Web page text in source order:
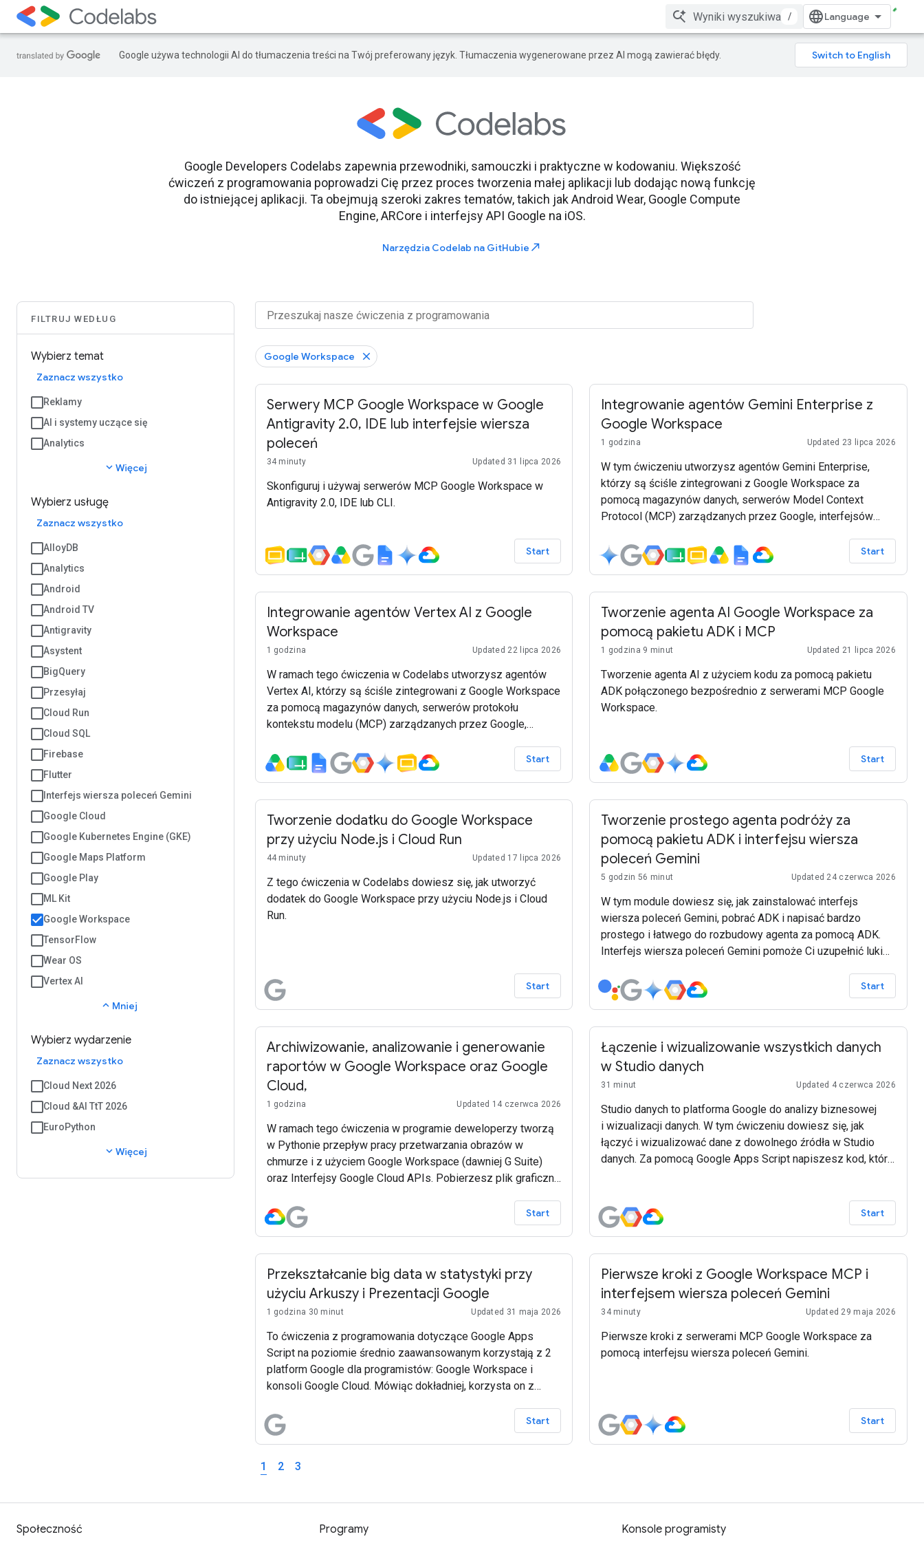
/
Google używa technologii AI do tłumaczenia treści na Twój preferowany język. Tłumaczenia wygenerowane przez AI mogą zawierać błędy.
Google Developers Codelabs zapewnia przewodniki, samouczki i praktyczne w kodowaniu. Większość
ćwiczeń z programowania poprowadzi Cię przez proces tworzenia małej aplikacji lub dodając nową funkcję
do istniejącej aplikacji. Ta obejmują szeroki zakres tematów, takich jak Android Wear, Google Compute
Engine, ARCore i interfejsy API Google na iOS.
Narzędzia Codelab na GitHubie north_east
FILTRUJ WEDŁUG
Wybierz temat
Zaznacz wszystko
Reklamy
AI i systemy uczące się
Analytics
expand_moreWięcej
Wybierz usługę
Zaznacz wszystko
AlloyDB
Analytics
Android
Android TV
Antigravity
Asystent
BigQuery
Przesyłaj
Cloud Run
Cloud SQL
Firebase
Flutter
Interfejs wiersza poleceń Gemini
Google Cloud
Google Kubernetes Engine (GKE)
Google Maps Platform
Google Play
ML Kit
Google Workspace
TensorFlow
Wear OS
Vertex AI
expand_less Mniej
Wybierz wydarzenie
Zaznacz wszystko
Cloud Next 2026
Cloud &AI TtT 2026
EuroPython
expand_moreWięcej
Google Workspace
Serwery MCP Google Workspace w Google
Antigravity 2.0, IDE lub interfejsie wiersza
poleceń
34 minuty Updated 31 lipca 2026
Skonfiguruj i używaj serwerów MCP Google Workspace w
Antigravity 2.0, IDE lub CLI.
Start
Integrowanie agentów Gemini Enterprise z
Google Workspace
1 godzina Updated 23 lipca 2026
W tym ćwiczeniu utworzysz agentów Gemini Enterprise,
którzy są ściśle zintegrowani z Google Workspace za
pomocą magazynów danych, serwerów Model Context
Protocol (MCP) zarządzanych przez Google, interfejsów
są tworzone przy użyciu modeli Gemini, platformy Gemini
Enterprise Agent (wcześniej Vertex AI), pakietu Agent
Start
Integrowanie agentów Vertex AI z Google
Workspace
1 godzina Updated 22 lipca 2026
W ramach tego ćwiczenia w Codelabs utworzysz agentów
Vertex AI, którzy są ściśle zintegrowani z Google Workspace
za pomocą magazynów danych, serwerów protokołu
kontekstu modelu (MCP) zarządzanych przez Google,
Workspace. Przykłady są tworzone przy użyciu modeli
Gemini, Vertex AI Search & Agent Engine, pakietu Agent
Start
Tworzenie agenta AI Google Workspace za
pomocą pakietu ADK i MCP
1 godzina 9 minut Updated 21 lipca 2026
Tworzenie agenta AI z użyciem kodu za pomocą pakietu
ADK połączonego bezpośrednio z serwerami MCP Google
Workspace.
Start
Tworzenie dodatku do Google Workspace
przy użyciu Node.js i Cloud Run
44 minuty Updated 17 lipca 2026
Z tego ćwiczenia w Codelabs dowiesz się, jak utworzyć
dodatek do Google Workspace przy użyciu Node.js i Cloud
Run.
Start
Tworzenie prostego agenta podróży za
pomocą pakietu ADK i interfejsu wiersza
poleceń Gemini
5 godzin 56 minut Updated 24 czerwca 2026
W tym module dowiesz się, jak zainstalować interfejs
wiersza poleceń Gemini, pobrać ADK i napisać bardzo
prostego i łatwego do rozbudowy agenta za pomocą ADK.
Interfejs wiersza poleceń Gemini pomoże Ci uzupełnić luki
wybrać zadanie, aby uzyskać dostęp do bardziej złożonych
funkcji.
Start
Archiwizowanie, analizowanie i generowanie
raportów w Google Workspace oraz Google
Cloud,
1 godzina Updated 14 czerwca 2026
W ramach tego ćwiczenia w programie deweloperzy tworzą
w Pythonie przepływ pracy przetwarzania obrazów w
chmurze i z użyciem Google Workspace (dawniej G Suite)
oraz Interfejsy Google Cloud APIs. Pobierzesz plik graficzny
przeanalizujesz jego zawartość w Google Cloud Vision i
wygenerujesz raport w Arkuszach Google.
Start
Łączenie i wizualizowanie wszystkich danych
w Studio danych
31 minut Updated 4 czerwca 2026
Studio danych to platforma Google do analizy biznesowej
i wizualizacji danych. W tym ćwiczeniu dowiesz się, jak
łączyć i wizualizować dane z dowolnego źródła w Studio
danych. Za pomocą Google Apps Script napiszesz kod, który
Start
Przekształcanie big data w statystyki przy
użyciu Arkuszy i Prezentacji Google
1 godzina 30 minut Updated 31 maja 2026
To ćwiczenia z programowania dotyczące Google Apps
Script na poziomie średnio zaawansowanym korzystają z 2
platform Google dla programistów: Google Workspace i
konsoli Google Cloud. Mówiąc dokładniej, korzysta on z
zaawansowanej Apps Script) w konsoli Cloud oraz dwóch
wbudowanych usług Google Workspace: Arkuszy Google i
pokazanie użytkownikom, że mogą zautomatyzować ostatnią
slajdach – a wszystko to za pomocą (względnie) krótkiego
Start
Pierwsze kroki z Google Workspace MCP i
interfejsem wiersza poleceń Gemini
34 minuty Updated 29 maja 2026
Pierwsze kroki z serwerami MCP Google Workspace za
pomocą interfejsu wiersza poleceń Gemini.
Start
1 2 3
Społeczność Programy Konsole programisty